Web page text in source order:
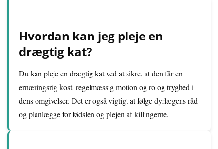
Hvordan kan jeg pleje en
drægtig kat?
Du kan pleje en drægtig kat ved at sikre, at den får en
ernæringsrig kost, regelmæssig motion og ro og tryghed i
dens omgivelser. Det er også vigtigt at følge dyrlægens råd
og planlægge for fødslen og plejen af killingerne.